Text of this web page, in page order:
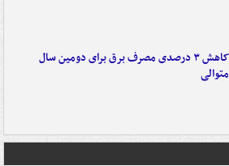
کاهش ۳ درصدی مصرف برق برای دومین سال
متوالی